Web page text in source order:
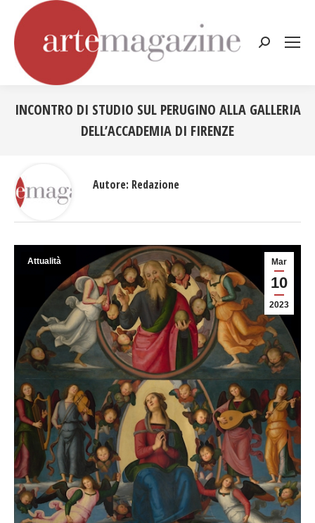
Cerca:
INCONTRO DI STUDIO SUL PERUGINO ALLA GALLERIA
DELL’ACCADEMIA DI FIRENZE
Mar
10
2023
Attualità
Autore: Redazione